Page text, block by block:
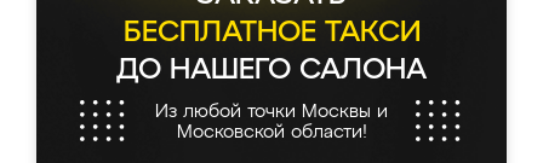
БЕСПЛАТНОЕ ТАКСИ
ДО НАШЕГО САЛОНА
Из любой точки Москвы и
Московской области!